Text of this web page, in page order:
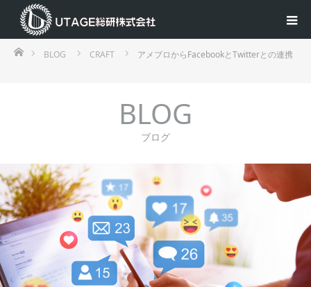
ホームBLOG CRAFT アメブロからFacebookとTwitterとの連携
BLOG
ブログ